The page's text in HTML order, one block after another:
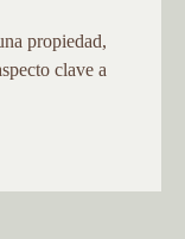
propiedad,
clave a